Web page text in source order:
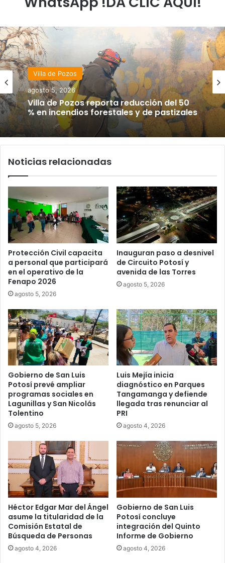
Villa de Pozos
agosto 5, 2026
Villa de Pozos reporta reducción del 50
% en incendios forestales y de pastizales
Noticias relacionadas
Protección Civil capacita
a personal que participará
en el operativo de la
Fenapo 2026
agosto 5, 2026
Inauguran paso a desnivel
de Circuito Potosí y
avenida de las Torres
agosto 5, 2026
Gobierno de San Luis
Potosí prevé ampliar
programas sociales en
Lagunillas y San Nicolás
Tolentino
agosto 5, 2026
Luis Mejía inicia
diagnóstico en Parques
Tangamanga y defiende
llegada tras renunciar al
PRI
agosto 4, 2026
Héctor Edgar Mar del Ángel
asume la titularidad de la
Comisión Estatal de
Búsqueda de Personas
agosto 4, 2026
Gobierno de San Luis
Potosí concluye
integración del Quinto
Informe de Gobierno
agosto 4, 2026